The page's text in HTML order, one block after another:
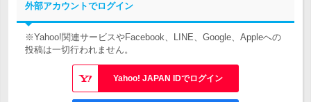
外部アカウントでログイン
※Yahoo!関連サービスやFacebook、LINE、Google、Appleへの
投稿は一切行われません。
Yahoo! JAPAN IDでログイン